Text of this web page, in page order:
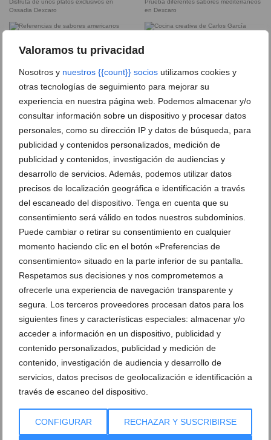
Valoramos tu privacidad
Nosotros y nuestros {{count}} socios utilizamos cookies y
otras tecnologías de seguimiento para mejorar su
experiencia en nuestra página web. Podemos almacenar y/o
consultar información sobre un dispositivo y procesar datos
personales, como su dirección IP y datos de búsqueda, para
publicidad y contenidos personalizados, medición de
publicidad y contenidos, investigación de audiencias y
desarrollo de servicios. Además, podemos utilizar datos
precisos de localización geográfica e identificación a través
del escaneado del dispositivo. Tenga en cuenta que su
consentimiento será válido en todos nuestros subdominios.
Puede cambiar o retirar su consentimiento en cualquier
momento haciendo clic en el botón «Preferencias de
consentimiento» situado en la parte inferior de su pantalla.
Respetamos sus decisiones y nos comprometemos a
ofrecerle una experiencia de navegación transparente y
segura. Los terceros proveedores procesan datos para los
siguientes fines y características especiales: almacenar y/o
acceder a información en un dispositivo, publicidad y
contenido personalizados, publicidad y medición de
contenido, investigación de audiencia y desarrollo de
servicios, datos precisos de geolocalización e identificación a
través de escaneo del dispositivo.
CONFIGURAR RECHAZAR Y SUSCRIBIRSE
Ossadia Dexcaro
en Dexcaro
Referencias de sabores americanos para
degustar tu paladar
Chef Carlos García Moreno, galardonado
con un Sol Repsol
D’Excaro apuesta por productos de
proximidad
Menú degustación de alta cocina en
D’Excaro
Cocina sin fronteras en el centro de
Dénia
Platos vanguardistas con productos
locales en D’Excaro
Un espacio moderno para disfrutar,
compartir y sorprenderse en Dénia
Vinos de autor que elevan cada bocado
en Dénia
Selección de vinos valencianos para
maridar en D’Excaro
lounge bar de D’Excaro
Una travesía culinaria única en la sala
privada de Ossadía
Ossadía la experiencia gourmet que
desafía los sentidos
Menú degustación internacional en
Ossadía Dénia
Ossadía de D’Excaro la mesa más
exclusiva de Dénia
Viaje gastronómico sin salir de Dénia en
D’Excaro
despiertan los sentidos
D’Excaro